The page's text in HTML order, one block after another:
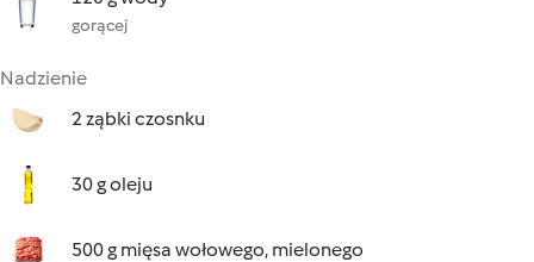
gorącej
Nadzienie
2 ząbki czosnku
30 g oleju
500 g mięsa wołowego, mielonego